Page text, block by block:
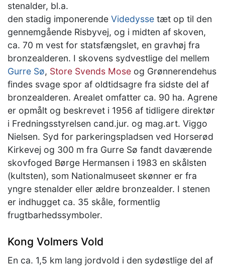
stenalder, bl.a.
den stadig imponerende Videdysse tæt op til den
gennemgående Risbyvej, og i midten af skoven,
ca. 70 m vest for statsfængslet, en gravhøj fra
bronzealderen. I skovens sydvestlige del mellem
Gurre Sø, Store Svends Mose og Grønnerendehus
findes svage spor af oldtidsagre fra sidste del af
bronzealderen. Arealet omfatter ca. 90 ha. Agrene
er opmålt og beskrevet i 1956 af tidligere direktør
i Fredningsstyrelsen cand.jur. og mag.art. Viggo
Nielsen. Syd for parkeringspladsen ved Horserød
Kirkevej og 300 m fra Gurre Sø fandt daværende
skovfoged Børge Hermansen i 1983 en skålsten
(kultsten), som Nationalmuseet skønner er fra
yngre stenalder eller ældre bronzealder. I stenen
er indhugget ca. 35 skåle, formentlig
frugtbarhedssymboler.
Kong Volmers Vold
En ca. 1,5 km lang jordvold i den sydøstlige del af